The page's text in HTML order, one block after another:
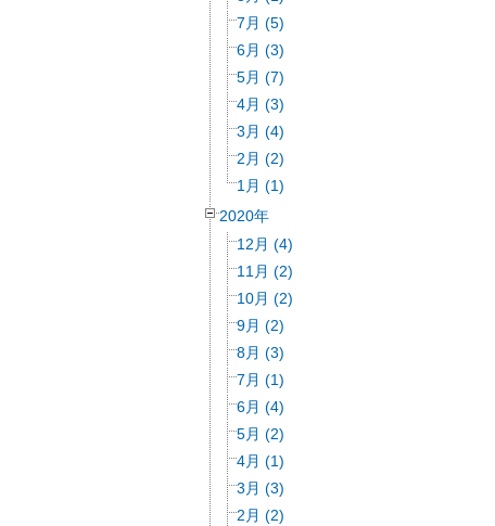
7月 (5)
6月 (3)
5月 (7)
4月 (3)
3月 (4)
2月 (2)
1月 (1)
2020年
12月 (4)
11月 (2)
10月 (2)
9月 (2)
8月 (3)
7月 (1)
6月 (4)
5月 (2)
4月 (1)
3月 (3)
2月 (2)